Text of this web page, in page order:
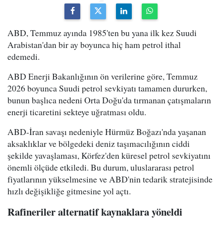
ABD, Temmuz ayında 1985'ten bu yana ilk kez Suudi
Arabistan'dan bir ay boyunca hiç ham petrol ithal
edemedi.
ABD Enerji Bakanlığının ön verilerine göre, Temmuz
2026 boyunca Suudi petrol sevkiyatı tamamen dururken,
bunun başlıca nedeni Orta Doğu'da tırmanan çatışmaların
enerji ticaretini sekteye uğratması oldu.
ABD-İran savaşı nedeniyle Hürmüz Boğazı'nda yaşanan
aksaklıklar ve bölgedeki deniz taşımacılığının ciddi
şekilde yavaşlaması, Körfez'den küresel petrol sevkiyatını
önemli ölçüde etkiledi. Bu durum, uluslararası petrol
fiyatlarının yükselmesine ve ABD'nin tedarik stratejisinde
hızlı değişikliğe gitmesine yol açtı.
Rafineriler alternatif kaynaklara yöneldi